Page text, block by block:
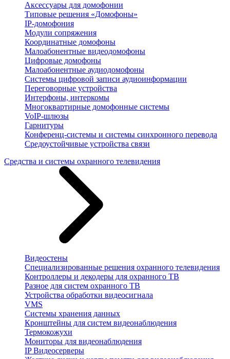
Аксессуары для домофонии
Типовые решения «Домофоны»
IP-домофония
Модули сопряжения
Координатные домофоны
Малоабонентные видеодомофоны
Цифровые домофоны
Малоабонентные аудиодомофоны
Системы цифровой записи аудиоинформации
Переговорные устройства
Интерфоны, интеркомы
Многоквартирные домофонные системы
VoIP-шлюзы
Гарнитуры
Конференц-системы и системы синхронного перевода
Средоустойчивые устройства связи
Средства и системы охранного телевидения
Видеостены
Специализированные решения охранного телевидения
Контроллеры и декодеры для охранного ТВ
Разное для систем охранного ТВ
Устройства обработки видеосигнала
VMS
Системы хранения данных
Кронштейны для систем видеонаблюдения
Термокожухи
Мониторы для видеонаблюдения
IP Видеосерверы